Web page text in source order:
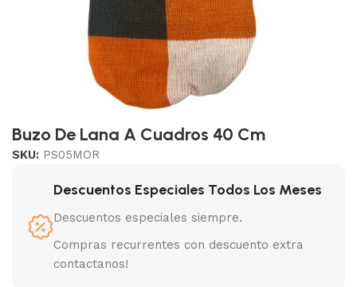
Buzo De Lana A Cuadros 40 Cm
SKU: PS05MOR
Descuentos Especiales Todos Los Meses
Descuentos especiales siempre.
Compras recurrentes con descuento extra
contactanos!